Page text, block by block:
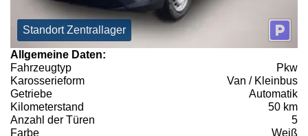
Standort Zentrallager
Allgemeine Daten:
Fahrzeugtyp
Pkw
Karosserieform
Van / Kleinbus
Getriebe
Automatik
Kilometerstand
50 km
Anzahl der Türen
5
Farbe
Weiß